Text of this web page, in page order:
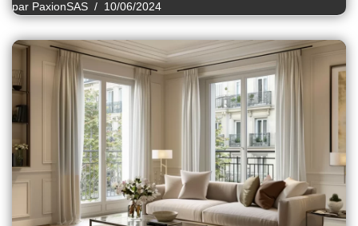
par PaxionSAS 10/06/2024